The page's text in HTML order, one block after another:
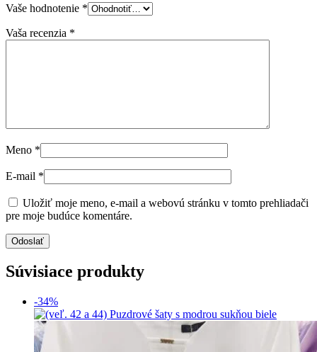
Vaše hodnotenie *
Vaša recenzia *
Meno *
E-mail *
Uložiť moje meno, e-mail a webovú stránku v tomto prehliadači
pre moje budúce komentáre.
Súvisiace produkty
-34%